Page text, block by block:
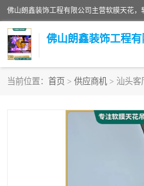
佛山朗鑫装饰工程有
当前位置： 首页 > 供应商机 > 汕头客